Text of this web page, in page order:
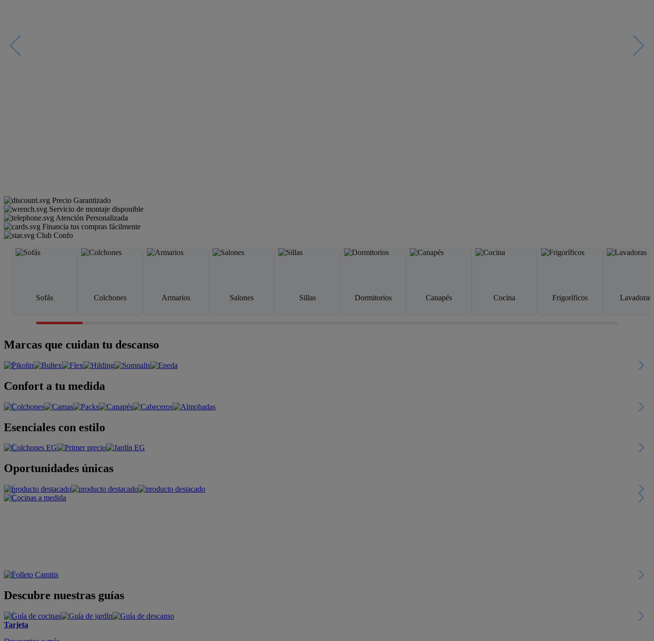
Precio Garantizado
Servicio de montaje disponible
Atención Personalizada
Financia tus compras fácilmente
Club Confo
Sofás Colchones Armarios Salones Sillas Dormitorios Canapés Cocina Frigoríficos Lavadoras
Marcas que cuidan tu descanso
Confort a tu medida
Esenciales con estilo
Oportunidades únicas
Descubre nuestras guías
Tarjeta